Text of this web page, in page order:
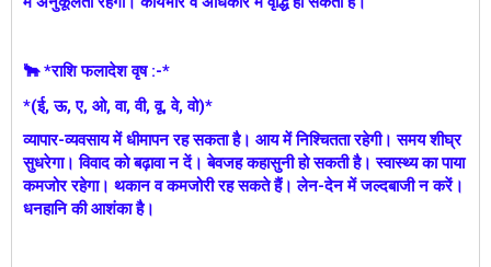
🐂 *राशि फलादेश वृष :-*
*(ई, ऊ, ए, ओ, वा, वी, वू, वे, वो)*
व्यापार-व्यवसाय में धीमापन रह सकता है। आय में निश्चितता रहेगी। समय शीघ्र
सुधरेगा। विवाद को बढ़ावा न दें। बेवजह कहासुनी हो सकती है। स्वास्थ्य का पाया
कमजोर रहेगा। थकान व कमजोरी रह सकते हैं। लेन-देन में जल्दबाजी न करें।
धनहानि की आशंका है।